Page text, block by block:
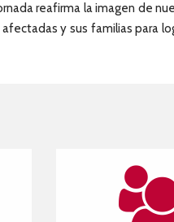
reafirma la imagen de
y sus familias para